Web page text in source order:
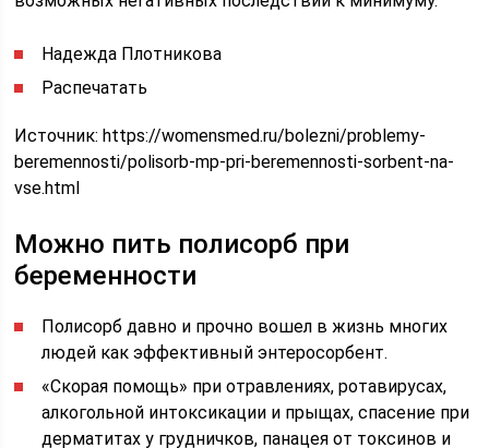
Надежда Плотникова
Распечатать
Источник:https://womensmed.ru/bolezni/problemy-
beremennosti/polisorb-mp-pri-beremennosti-sorbent-na-
vse.html
Можно пить полисорб при
беременности
Полисорб давно и прочно вошел в жизнь многих
людей как эффективный энтеросорбент.
«Скорая помощь» при отравлениях, ротавирусах,
алкогольной интоксикации и прыщах, спасение при
дерматитах у грудничков, панацея от токсинов и